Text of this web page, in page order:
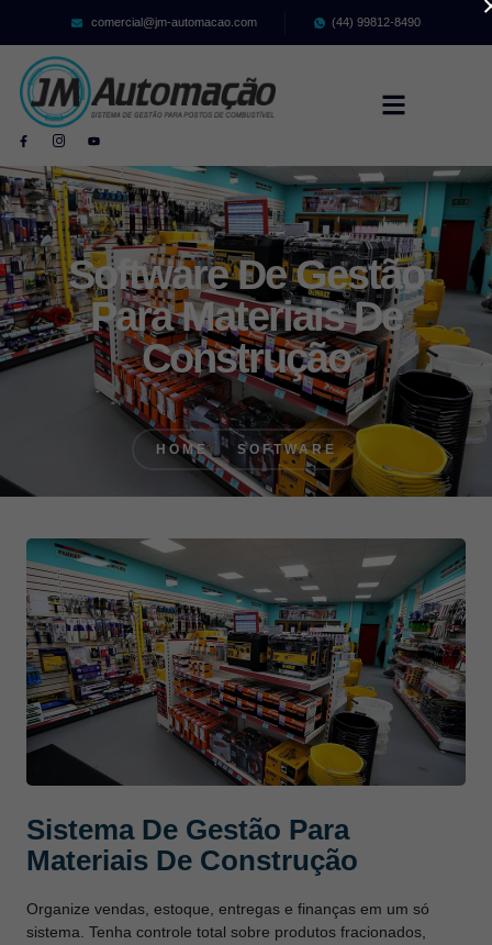
comercial@jm-automacao.com (44) 99812-8490
Software De Gestão
Para Materiais De
Construção
HOME SOFTWARE
Sistema De Gestão Para
Materiais De Construção
Organize vendas, estoque, entregas e finanças em um só
sistema. Tenha controle total sobre produtos fracionados,